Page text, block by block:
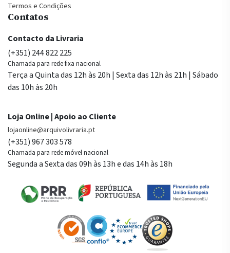
Termos e Condições
Contatos
Contacto da Livraria
(+351) 244 822 225
Chamada para rede fixa nacional
Terça a Quinta das 12h às 20h | Sexta das 12h às 21h | Sábado
das 10h às 20h
Loja Online | Apoio ao Cliente
lojaonline@arquivolivraria.pt
(+351) 967 303 578
Chamada para rede móvel nacional
Segunda a Sexta das 09h às 13h e das 14h às 18h